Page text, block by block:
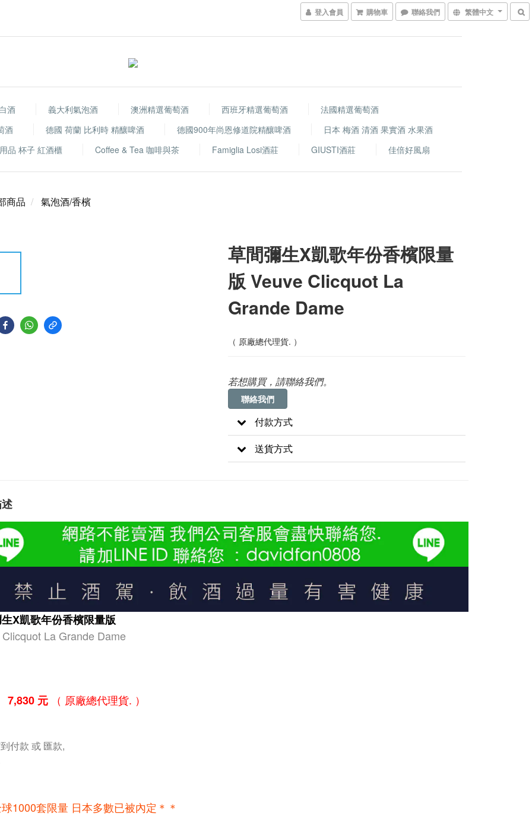
登入會員 購物車 聯絡我們 繁體中文
酒 義大利氣泡酒 澳洲精選葡萄酒 西班牙精選葡萄酒
法國精選葡萄酒
酒
德國 荷蘭 比利時 精釀啤酒 德國900年尚恩修道院精釀啤酒
日本 梅酒 清酒 果實酒 水果酒
品 杯子 紅酒櫃
Coffee & Tea 咖啡與茶 Famiglia Losi酒莊 GIUSTI酒莊 佳倍好風扇
商品 氣泡酒/香檳
草間彌生X凱歌年份香檳限量
版 Veuve Clicquot La
Grande Dame
（ 原廠總代理貨. ）
若想購買，請聯絡我們。
聯絡我們
付款方式
送貨方式
X凱歌年份香檳限量版
La Grande Dame
7,830 元 （ 原廠總代理貨. ）
付款 或 匯款,
1000套限量 日本多數已被內定＊＊